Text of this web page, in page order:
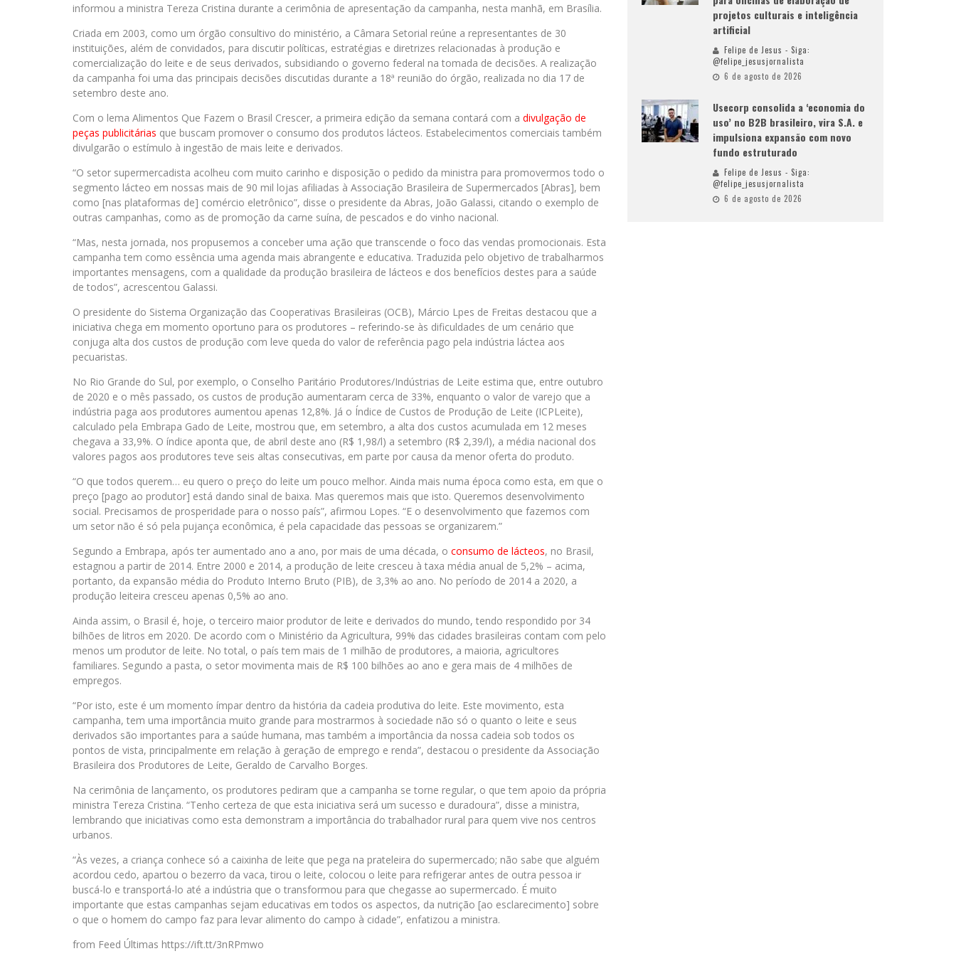
informou a ministra Tereza Cristina durante a cerimônia de apresentação da campanha, nesta manhã, em Brasília.
Criada em 2003, como um órgão consultivo do ministério, a Câmara Setorial reúne a representantes de 30
instituições, além de convidados, para discutir políticas, estratégias e diretrizes relacionadas à produção e
comercialização do leite e de seus derivados, subsidiando o governo federal na tomada de decisões. A realização
da campanha foi uma das principais decisões discutidas durante a 18ª reunião do órgão, realizada no dia 17 de
setembro deste ano.
Com o lema Alimentos Que Fazem o Brasil Crescer, a primeira edição da semana contará com a divulgação de
peças publicitárias que buscam promover o consumo dos produtos lácteos. Estabelecimentos comerciais também
divulgarão o estímulo à ingestão de mais leite e derivados.
“O setor supermercadista acolheu com muito carinho e disposição o pedido da ministra para promovermos todo o
segmento lácteo em nossas mais de 90 mil lojas afiliadas à Associação Brasileira de Supermercados [Abras], bem
como [nas plataformas de] comércio eletrônico”, disse o presidente da Abras, João Galassi, citando o exemplo de
outras campanhas, como as de promoção da carne suína, de pescados e do vinho nacional.
“Mas, nesta jornada, nos propusemos a conceber uma ação que transcende o foco das vendas promocionais. Esta
campanha tem como essência uma agenda mais abrangente e educativa. Traduzida pelo objetivo de trabalharmos
importantes mensagens, com a qualidade da produção brasileira de lácteos e dos benefícios destes para a saúde
de todos”, acrescentou Galassi.
O presidente do Sistema Organização das Cooperativas Brasileiras (OCB), Márcio Lpes de Freitas destacou que a
iniciativa chega em momento oportuno para os produtores – referindo-se às dificuldades de um cenário que
conjuga alta dos custos de produção com leve queda do valor de referência pago pela indústria láctea aos
pecuaristas.
No Rio Grande do Sul, por exemplo, o Conselho Paritário Produtores/Indústrias de Leite estima que, entre outubro
de 2020 e o mês passado, os custos de produção aumentaram cerca de 33%, enquanto o valor de varejo que a
indústria paga aos produtores aumentou apenas 12,8%. Já o Índice de Custos de Produção de Leite (ICPLeite),
calculado pela Embrapa Gado de Leite, mostrou que, em setembro, a alta dos custos acumulada em 12 meses
chegava a 33,9%. O índice aponta que, de abril deste ano (R$ 1,98/l) a setembro (R$ 2,39/l), a média nacional dos
valores pagos aos produtores teve seis altas consecutivas, em parte por causa da menor oferta do produto.
“O que todos querem… eu quero o preço do leite um pouco melhor. Ainda mais numa época como esta, em que o
preço [pago ao produtor] está dando sinal de baixa. Mas queremos mais que isto. Queremos desenvolvimento
social. Precisamos de prosperidade para o nosso país”, afirmou Lopes. “E o desenvolvimento que fazemos com
um setor não é só pela pujança econômica, é pela capacidade das pessoas se organizarem.”
Segundo a Embrapa, após ter aumentado ano a ano, por mais de uma década, o consumo de lácteos, no Brasil,
estagnou a partir de 2014. Entre 2000 e 2014, a produção de leite cresceu à taxa média anual de 5,2% – acima,
portanto, da expansão média do Produto Interno Bruto (PIB), de 3,3% ao ano. No período de 2014 a 2020, a
produção leiteira cresceu apenas 0,5% ao ano.
Ainda assim, o Brasil é, hoje, o terceiro maior produtor de leite e derivados do mundo, tendo respondido por 34
bilhões de litros em 2020. De acordo com o Ministério da Agricultura, 99% das cidades brasileiras contam com pelo
menos um produtor de leite. No total, o país tem mais de 1 milhão de produtores, a maioria, agricultores
familiares. Segundo a pasta, o setor movimenta mais de R$ 100 bilhões ao ano e gera mais de 4 milhões de
empregos.
“Por isto, este é um momento ímpar dentro da história da cadeia produtiva do leite. Este movimento, esta
campanha, tem uma importância muito grande para mostrarmos à sociedade não só o quanto o leite e seus
derivados são importantes para a saúde humana, mas também a importância da nossa cadeia sob todos os
pontos de vista, principalmente em relação à geração de emprego e renda”, destacou o presidente da Associação
Brasileira dos Produtores de Leite, Geraldo de Carvalho Borges.
Na cerimônia de lançamento, os produtores pediram que a campanha se torne regular, o que tem apoio da própria
ministra Tereza Cristina. “Tenho certeza de que esta iniciativa será um sucesso e duradoura”, disse a ministra,
lembrando que iniciativas como esta demonstram a importância do trabalhador rural para quem vive nos centros
urbanos.
“Às vezes, a criança conhece só a caixinha de leite que pega na prateleira do supermercado; não sabe que alguém
acordou cedo, apartou o bezerro da vaca, tirou o leite, colocou o leite para refrigerar antes de outra pessoa ir
buscá-lo e transportá-lo até a indústria que o transformou para que chegasse ao supermercado. É muito
importante que estas campanhas sejam educativas em todos os aspectos, da nutrição [ao esclarecimento] sobre
o que o homem do campo faz para levar alimento do campo à cidade”, enfatizou a ministra.
from Feed Últimas https://ift.tt/3nRPmwo
projetos culturais e inteligência
artificial
Felipe de Jesus - Siga:
@felipe_jesusjornalista
6 de agosto de 2026
Usecorp consolida a ‘economia do
uso’ no B2B brasileiro, vira S.A. e
impulsiona expansão com novo
fundo estruturado
Felipe de Jesus - Siga:
@felipe_jesusjornalista
6 de agosto de 2026